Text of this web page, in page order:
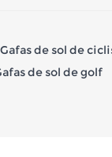
Gafas de sol de
de sol de golf